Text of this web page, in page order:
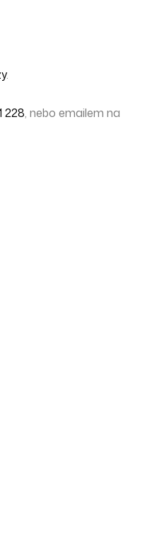
.
228, nebo emailem na